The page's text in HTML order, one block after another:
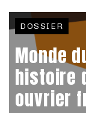
DOSSIER
Monde
histoire
ouvrier